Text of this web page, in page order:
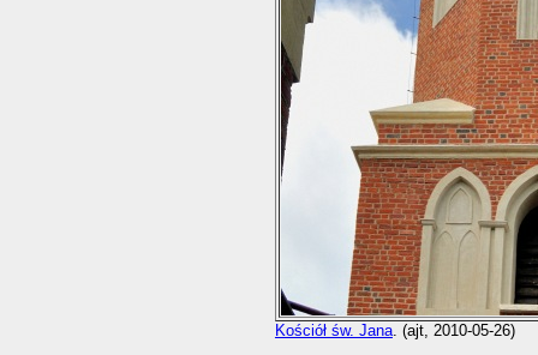
Kościół św. Jana. (ajt, 2010-05-26)